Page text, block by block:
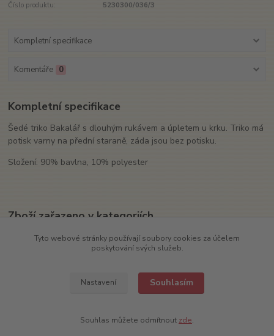
Číslo produktu: 5230300/036/3
Kompletní specifikace
Komentáře 0
Kompletní specifikace
Šedé triko Bakalář s dlouhým rukávem a úpletem u krku. Triko má
potisk varny na přední staraně, záda jsou bez potisku.
Složení: 90% bavlna, 10% polyester
Zboží zařazeno v kategoriích
Textil
COPYRIGHT (c) 2022
Tyto webové stránky používají soubory cookies za účelem
poskytování svých služeb.
Nastavení Souhlasím
Souhlas můžete odmítnout zde.